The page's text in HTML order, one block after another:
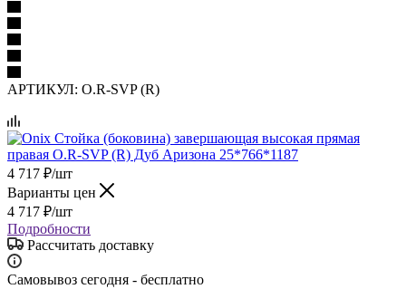
АРТИКУЛ: O.R-SVP (R)
4 717 ₽/шт
Варианты цен
4 717 ₽/шт
Подробности
Рассчитать доставку
Самовывоз сегодня - бесплатно